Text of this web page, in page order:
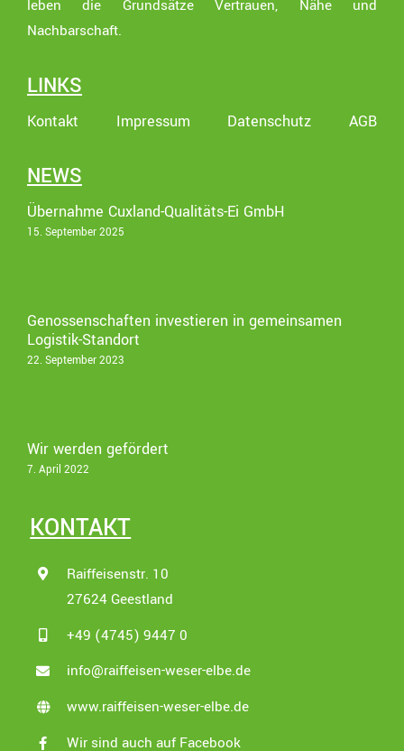
leben die Grundsätze Vertrauen, Nähe und
Nachbarschaft.
LINKS
Kontakt Impressum Datenschutz AGB
NEWS
Übernahme Cuxland-Qualitäts-Ei GmbH
15. September 2025
Genossenschaften investieren in gemeinsamen
Logistik-Standort
22. September 2023
Wir werden gefördert
7. April 2022
KONTAKT
Raiffeisenstr. 10
27624 Geestland
+49 (4745) 9447 0
info@raiffeisen-weser-elbe.de
www.raiffeisen-weser-elbe.de
Wir sind auch auf Facebook